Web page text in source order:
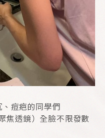
痘疤的同學們
焦透鏡）全臉不限發數